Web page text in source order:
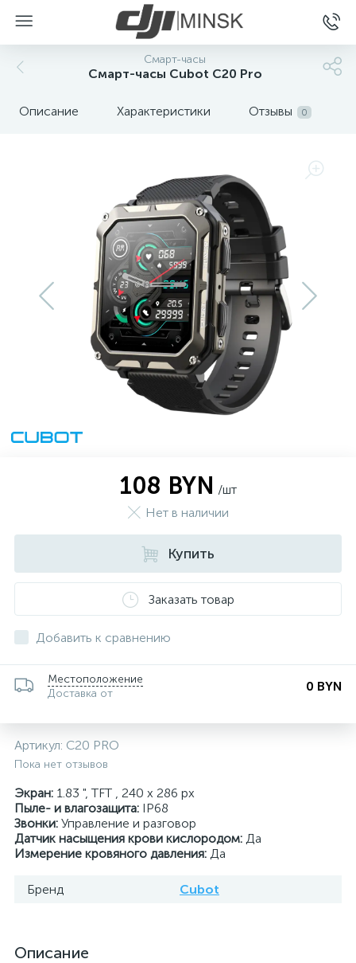
Смарт-часы
Смарт-часы Cubot C20 Pro
Описание Характеристики Отзывы 0
108 BYN /шт
Нет в наличии
Купить
Заказать товар
Добавить к сравнению
Местоположение
Доставка от
0 BYN
Артикул: C20 PRO
Пока нет отзывов
Экран: 1.83 ", TFT , 240 х 286 px
Пыле- и влагозащита: IP68
Звонки: Управление и разговор
Датчик насыщения крови кислородом: Да
Измерение кровяного давления: Да
Бренд Cubot
Описание